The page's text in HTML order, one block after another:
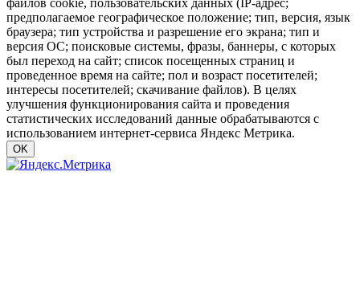
файлов cookie, пользовательских данных (IP-адрес;
предполагаемое географическое положение; тип, версия, язык
браузера; тип устройства и разрешение его экрана; тип и
версия ОС; поисковые системы, фразы, баннеры, с которых
был переход на сайт; список посещенных страниц и
проведенное время на сайте; пол и возраст посетителей;
интересы посетителей; скачивание файлов). В целях
улучшения функционирования сайта и проведения
статистических исследований данные обрабатываются с
использованием интернет-сервиса Яндекс Метрика.
OK